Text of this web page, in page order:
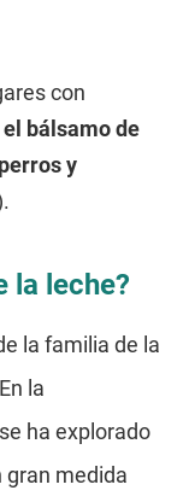
con
el bálsamo de
y
la leche?
la familia de la
la
ha explorado
medida